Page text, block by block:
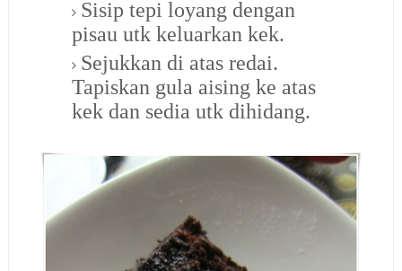
Sisip tepi loyang dengan
pisau utk keluarkan kek.
Sejukkan di atas redai.
Tapiskan gula aising ke atas
kek dan sedia utk dihidang.